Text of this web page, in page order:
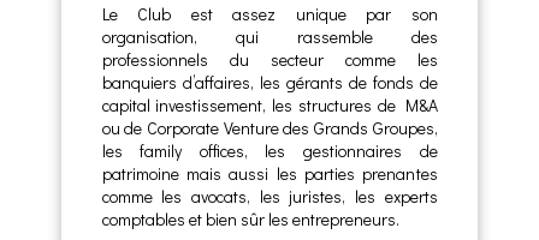
Le Club est assez unique par son
organisation, qui rassemble des
professionnels du secteur comme les
banquiers d’affaires, les gérants de fonds de
capital investissement, les structures de M&A
ou de Corporate Venture des Grands Groupes,
les family offices, les gestionnaires de
patrimoine mais aussi les parties prenantes
comme les avocats, les juristes, les experts
comptables et bien sûr les entrepreneurs.